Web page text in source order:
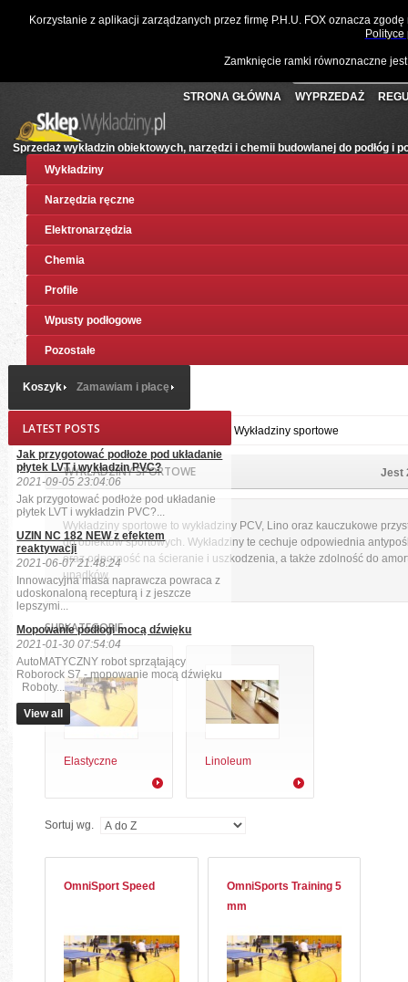
Korzystanie z aplikacji zarządzanych przez firmę P.H.U. FOX oznacza
Zamknięcie ramki równoznaczne
Sprzedaż wykładzin obiektowych, narzędzi i chemii budowlanej do podłóg i
☎061 811 10 03 📧sklep@wykladziny.pl
Twoje konto
STRONA GŁÓWNA WYPRZEDAŻ
Wykładziny
Narzędzia ręczne
Elektronarzędzia
Chemia
Profile
Wpusty podłogowe
Pozostałe
Waluta:
Polski
Strona główna Wykładziny sportowe
WYKŁADZINY SPORTOWE Jest
Wykładziny sportowe to wykładziny PCV, Lino oraz kauczukowe
do obiektów sportowych. Wykładziny te cechuje odpowiednia
oraz odporność na ścieranie i uszkodzenia, a także zdolność do
upadków.
SUBKATEGORIE
Elastyczne Linoleum
Sortuj wg.
OmniSport Speed
OmniSports Training 5
mm
Koszyk Zamawiam i płacę
LATEST POSTS
Jak przygotować podłoże pod układanie
płytek LVT i wykładzin PVC?
2021-09-05 23:04:06
Jak przygotować podłoże pod układanie
płytek LVT i wykładzin PVC?...
UZIN NC 182 NEW z efektem
reaktywacji
2021-06-07 21:48:24
Innowacyjna masa naprawcza powraca z
udoskonaloną recepturą i z jeszcze
lepszymi...
Mopowanie podłogi mocą dźwięku
2021-01-30 07:54:04
AutoMATYCZNY robot sprzątający
Roborock S7 - mopowanie mocą dźwięku
Roboty...
View all